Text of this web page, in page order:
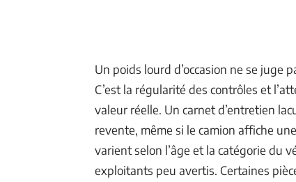
Un poids lourd d’occasion ne se juge
C’est la régularité des contrôles et
valeur réelle. Un carnet d’entretien
revente, même si le camion affiche
varient selon l’âge et la catégorie du
exploitants peu avertis. Certaines